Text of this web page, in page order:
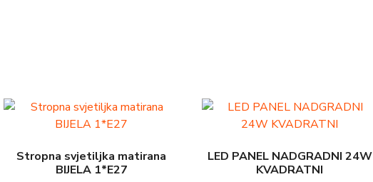
Stropna svjetiljka matirana
BIJELA 1*E27
LED PANEL NADGRADNI 24W
KVADRATNI